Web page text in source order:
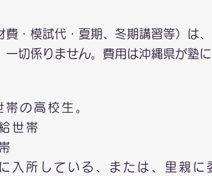
・模試代・夏期、冬期講習等）は
切係りません。費用は沖縄県が塾
の高校生。
世帯
入所している、または、里親に